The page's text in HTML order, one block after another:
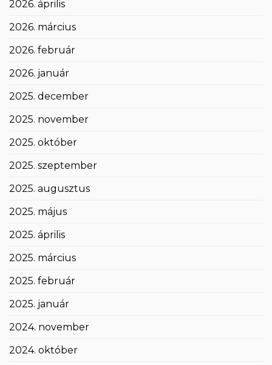
2026. április
2026. március
2026. február
2026. január
2025. december
2025. november
2025. október
2025. szeptember
2025. augusztus
2025. május
2025. április
2025. március
2025. február
2025. január
2024. november
2024. október